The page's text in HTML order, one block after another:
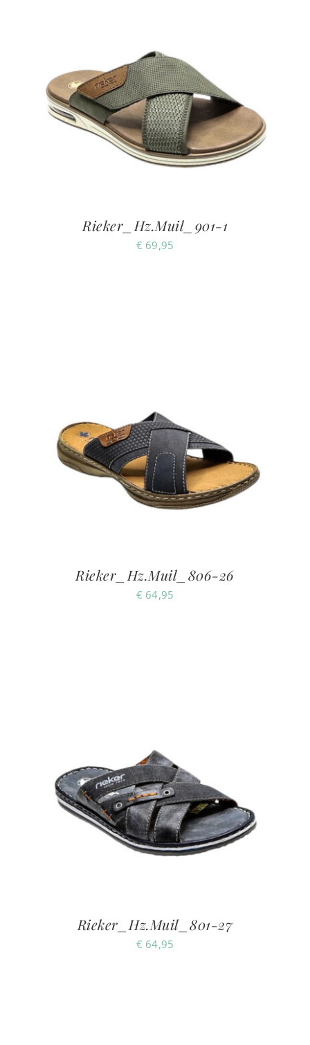
Rieker_Hz.Muil_901-1
€ 69,95
Rieker_Hz.Muil_806-26
€ 64,95
Rieker_Hz.Muil_801-27
€ 64,95